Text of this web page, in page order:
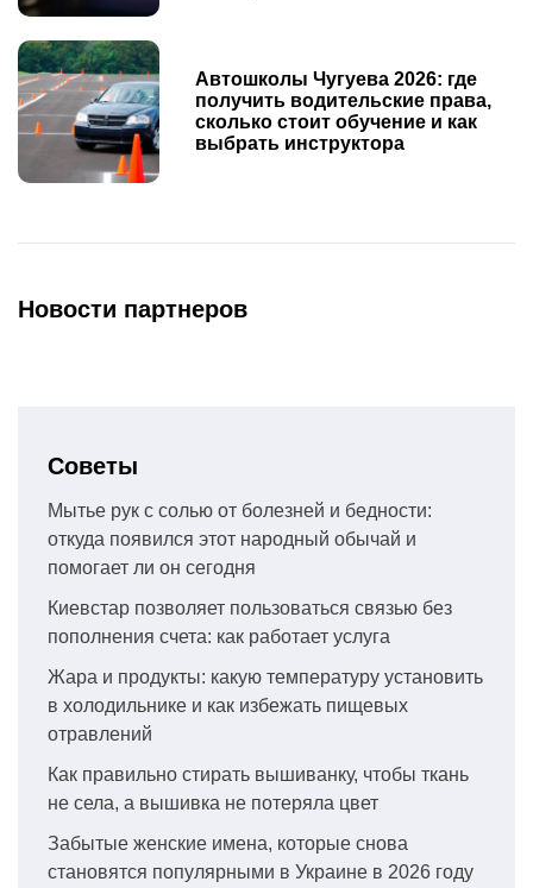
Автошколы Чугуева 2026: где
получить водительские права,
сколько стоит обучение и как
выбрать инструктора
Новости партнеров
Советы
Мытье рук с солью от болезней и бедности:
откуда появился этот народный обычай и
помогает ли он сегодня
Киевстар позволяет пользоваться связью без
пополнения счета: как работает услуга
Жара и продукты: какую температуру установить
в холодильнике и как избежать пищевых
отравлений
Как правильно стирать вышиванку, чтобы ткань
не села, а вышивка не потеряла цвет
Забытые женские имена, которые снова
становятся популярными в Украине в 2026 году